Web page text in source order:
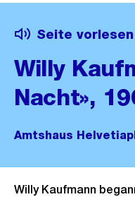
Seite vorlesen
Willy
Nacht»,
Amtshaus
Willy Kaufmann